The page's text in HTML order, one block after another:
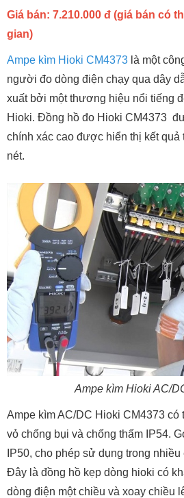
Giá bán: 7.210.000 đ (giá bán có
gian)
Ampe kìm Hioki CM4373 là một
người đo dòng điện chạy qua dây
xuất bởi một thương hiệu nổi tiếng
Hioki. Đồng hồ đo Hioki CM4373
chính xác cao được hiển thị kết quả
nét.
Ampe kìm Hioki AC/
Ampe kìm AC/DC Hioki CM4373 có
vỏ chống bụi và chống thấm IP54.
IP50, cho phép sử dụng trong
Đây là đồng hồ kẹp dòng hioki có
dòng điện một chiều và xoay chiều